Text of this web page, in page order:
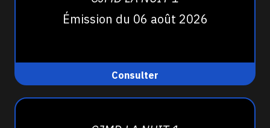
Émission du 06 août 2026
Consulter